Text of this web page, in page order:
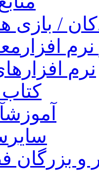
/ بازی
افزار
نرم
آموزش
سایر
و بزرگان